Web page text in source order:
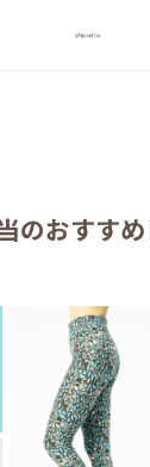
のおすす